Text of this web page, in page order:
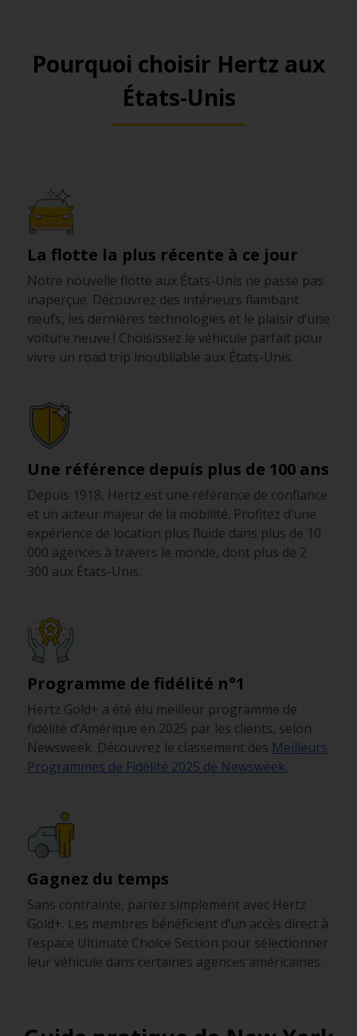
Brookfield Place Garage – 250 Vesey St est un
parking accessible 24 h/24 pouvant accueillir jusqu’à
371 véhicules. Il propose des solutions de
emplacements, ce qui simplifie les arrivées et les
Atlantic Center Garage (Downtown
Brooklyn)
pour une location de voiture à New York City si votre
séjour se concentre sur les quartiers de Brooklyn et
que vous souhaitez disposer d’un emplacement
fiable pour stationner votre véhicule pendant vos
explorations. Ce parking affiche une capacité de 650
places et dispose également de 10 bornes de
recharge pour véhicules électriques.
Pourquoi choisir Hertz aux
États-Unis
La flotte la plus récente à ce jour
Notre nouvelle flotte aux États-Unis ne passe pas
inaperçue. Découvrez des intérieurs flambant
neufs, les dernières technologies et le plaisir d’une
voiture neuve ! Choisissez le véhicule parfait pour
vivre un road trip inoubliable aux États-Unis.
Une référence depuis plus de 100 ans
Depuis 1918, Hertz est une référence de confiance
et un acteur majeur de la mobilité. Profitez d’une
expérience de location plus fluide dans plus de 10
000 agences à travers le monde, dont plus de 2
300 aux États-Unis.
Programme de fidélité n°1
Hertz Gold+ a été élu meilleur programme de
fidélité d’Amérique en 2025 par les clients, selon
Newsweek. Découvrez le classement des Meilleurs
Programmes de Fidélité 2025 de Newsweek.
Gagnez du temps
Sans contrainte, partez simplement avec Hertz
Gold+. Les membres bénéficient d’un accès direct à
l’espace Ultimate Choice Section pour sélectionner
leur véhicule dans certaines agences américaines.